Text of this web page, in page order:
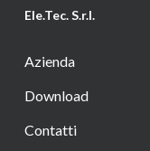
Ele.Tec. S.r.l.
Azienda
Download
Contatti